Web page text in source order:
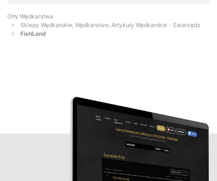
Orły Wędkarstwa
Sklepy Wędkarskie, Wędkarstwo, Artykuły Wędkarskie - Swarzędz
FishLand